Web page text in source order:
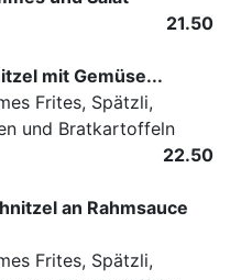
21.50
mit Gemüse...
Frites, Spätzli,
und Bratkartoffeln
22.50
an Rahmsauce
Frites, Spätzli,